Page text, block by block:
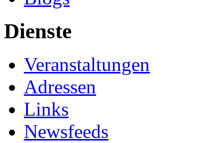
Dienste
Veranstaltungen
Adressen
Links
Newsfeeds